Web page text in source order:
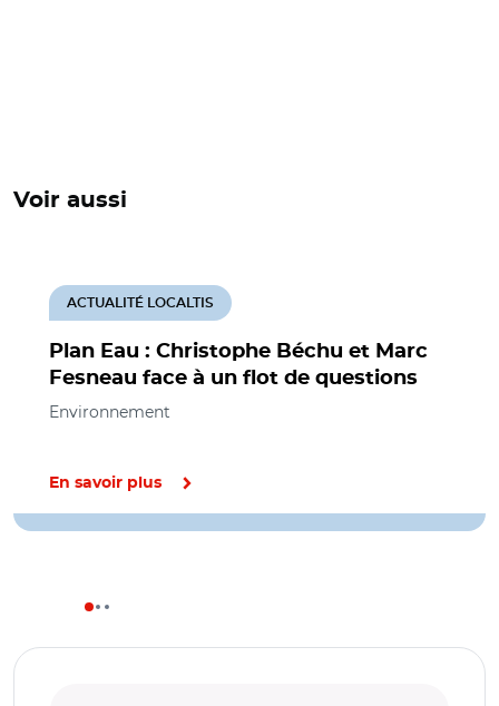
Voir aussi
Plan Eau : Christophe Béchu et Marc
Fesneau face à un flot de questions
ACTUALITÉ LOCALTIS
Environnement
En savoir plus